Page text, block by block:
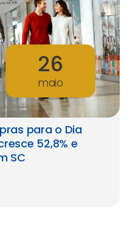
26
maio
para o Dia
52,8% e
SC